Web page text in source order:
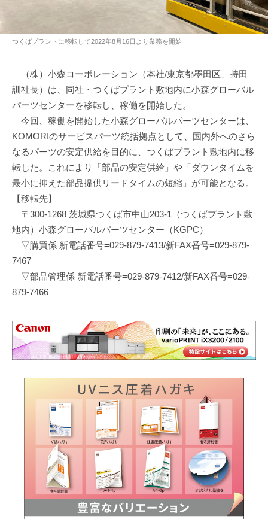
つくばプラントに移転して2022年8月16日より業務を開始
（株）小森コーポレーション（本社/東京都墨田区、持田
訓社長）は、同社・つくばプラント敷地内に小森グローバル
パーツセンターを移転し、稼働を開始した。
今回、稼働を開始した小森グローバルパーツセンターは、
KOMORIのサービスパーツ統括拠点として、国内外へのさら
なるパーツの安定供給を目的に、つくばプラント敷地内に移
転した。これにより「部品の安定供給」や「ダウンタイムを
最小に抑えた部品提供リードタイムの短縮」が可能となる。
【移転先】
〒300-1268 茨城県つくば市中山203-1（つくばプラント敷
地内）小森グローバルパーツセンター（KGPC）
▽購買係 新電話番号=029-879-7413/新FAX番号=029-879-
7467
▽部品管理係 新電話番号=029-879-7412/新FAX番号=029-
879-7466